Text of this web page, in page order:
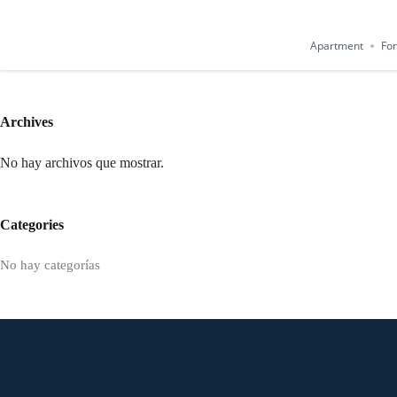
Apartment
Archives
No hay archivos que mostrar.
Categories
No hay categorías